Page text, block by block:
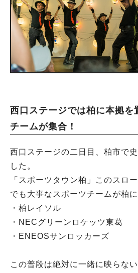
西口ステージでは柏に本拠を
チームが集合！
西口ステージの二日目、柏市で
した。
「スポーツタウン柏」このスロ
でも大事なスポーツチームが柏
・柏レイソル
・NECグリーンロケッツ東葛
・ENEOSサンロッカーズ
この普段は絶対に一緒に映らな